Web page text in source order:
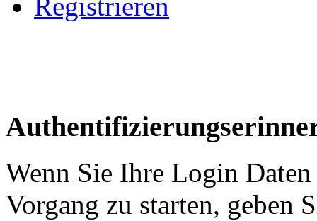
Wenn Sie Ihre Login Daten
Vorgang zu starten, geben